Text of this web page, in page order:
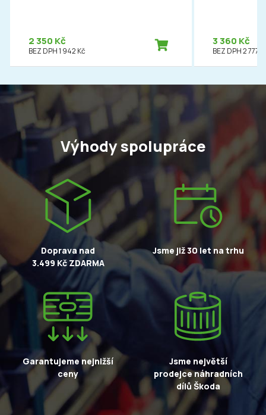
2 350 Kč
BEZ DPH 1 942 Kč
3 360 Kč
BEZ DPH 2 777
Výhody spolupráce
Doprava nad
3.499 Kč ZDARMA
Jsme již 30 let na trhu
Garantujeme nejnižší
ceny
Jsme největší
prodejce náhradních
dílů Škoda